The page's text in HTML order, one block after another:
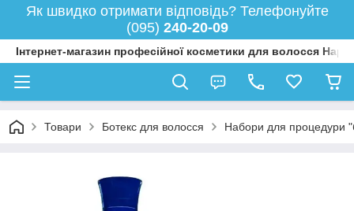
Як швидко отримати відповідь? Телефонуйте
(095) 240-20-09
Інтернет-магазин професійної косметики для волосся
Товари Ботекс для волосся Набори для процедури